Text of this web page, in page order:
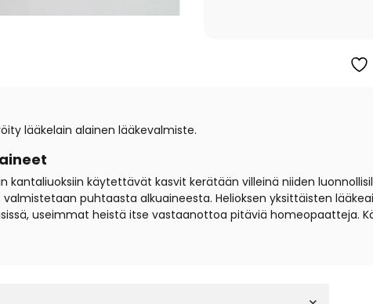
lääkelain alainen lääkevalmiste.
kantaliuoksiin käytettävät kasvit kerätään villeinä niiden
puhtaasta alkuaineesta. Helioksen yksittäisten
useimmat heistä itse vastaanottoa pitäviä homeopaatteja.